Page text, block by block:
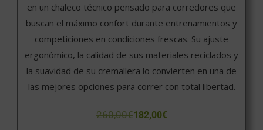
en un chaleco técnico pensado para corredores que
buscan el máximo confort durante entrenamientos y
competiciones en condiciones frescas. Su ajuste
ergonómico, la calidad de sus materiales reciclados y
la suavidad de su cremallera lo convierten en una de
las mejores opciones para correr con total libertad.
260,00€182,00€